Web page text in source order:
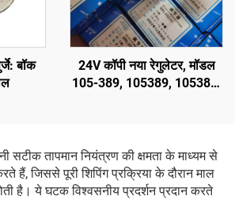
बॉक
24V कॉपी नया रेगुलेटर, मॉडल
105-389, 105389, 105389,
सटीक तापमान नियंत्रण की क्षमता के माध्यम से
हैं, जिससे पूरी शिपिंग प्रक्रिया के दौरान माल
है। ये घटक विश्वसनीय प्रदर्शन प्रदान करते